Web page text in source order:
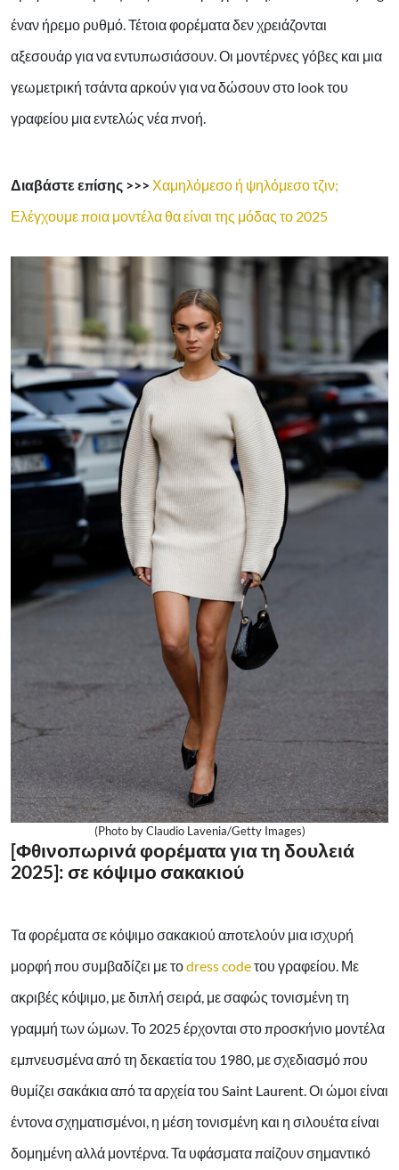
έναν ήρεμο ρυθμό. Τέτοια φορέματα δεν χρειάζονται
αξεσουάρ για να εντυπωσιάσουν. Οι μοντέρνες γόβες και μια
γεωμετρική τσάντα αρκούν για να δώσουν στο look του
γραφείου μια εντελώς νέα πνοή.
Διαβάστε επίσης >>> Χαμηλόμεσο ή ψηλόμεσο τζιν;
Ελέγχουμε ποια μοντέλα θα είναι της μόδας το 2025
(Photo by Claudio Lavenia/Getty Images)
[Φθινοπωρινά φορέματα για τη δουλειά
2025]: σε κόψιμο σακακιού
Τα φορέματα σε κόψιμο σακακιού αποτελούν μια ισχυρή
μορφή που συμβαδίζει με τοdress codeτου γραφείου. Με
ακριβές κόψιμο, με διπλή σειρά, με σαφώς τονισμένη τη
γραμμή των ώμων. Το 2025 έρχονται στο προσκήνιο μοντέλα
εμπνευσμένα από τη δεκαετία του 1980, με σχεδιασμό που
θυμίζει σακάκια από τα αρχεία του Saint Laurent. Οι ώμοι είναι
έντονα σχηματισμένοι, η μέση τονισμένη και η σιλουέτα είναι
δομημένη αλλά μοντέρνα. Τα υφάσματα παίζουν σημαντικό